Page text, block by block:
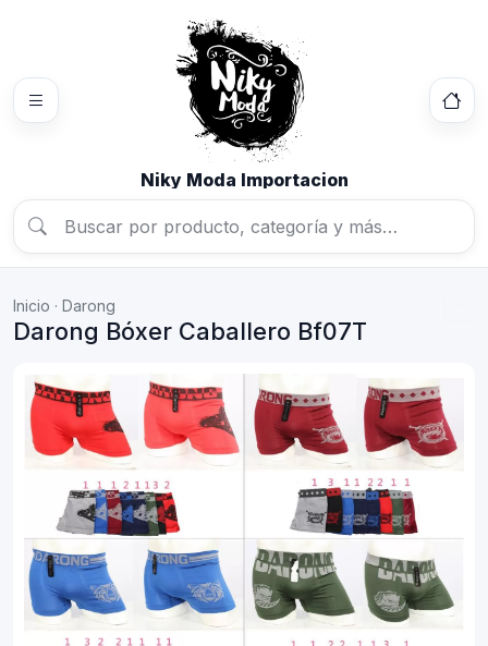
Niky Moda Importacion
Inicio · Darong
Darong Bóxer Caballero Bf07T